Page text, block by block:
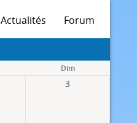
Actualités Forum
Dim
3